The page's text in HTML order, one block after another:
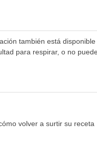
también está disponible
para respirar, o no puede
volver a surtir su receta